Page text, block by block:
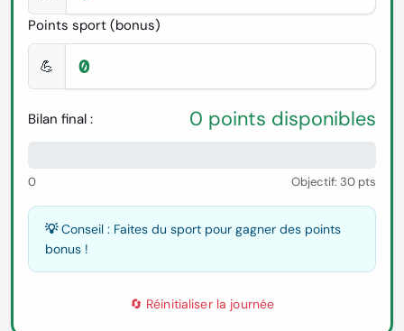
Points sport (bonus)
💪
Bilan final : 0 points disponibles
0 Objectif: 30 pts
💡 Conseil : Faites du sport pour gagner des points
bonus !
🔄 Réinitialiser la journée